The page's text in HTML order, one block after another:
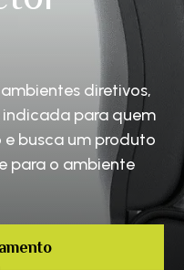
diretivos,
indicada para quem
busca um produto
para o ambiente